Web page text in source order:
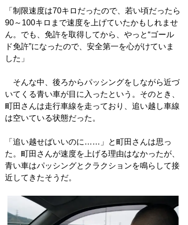
「制限速度は70キロだったので、若い頃だったら
90～100キロまで速度を上げていたかもしれませ
ん。でも、免許を取得してから、やっと“ゴール
ド免許”になったので、安全第一を心がけていま
した」
そんな中、後ろからパッシングをしながら近づ
いてくる青い車が目に入ったという。そのとき、
町田さんは走行車線を走っており、追い越し車線
は空いている状態だった。
「追い越せばいいのに……」と町田さんは思っ
た。町田さんが速度を上げる理由はなかったが、
青い車はパッシングとクラクションを鳴らして接
近してきたそうだ。